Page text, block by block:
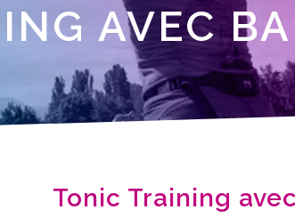
AVEC
Tonic Training